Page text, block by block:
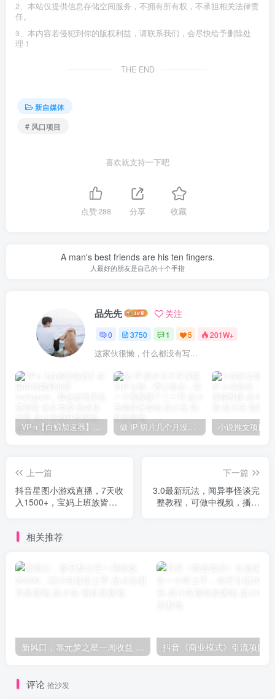
2、本站仅提供信息存储空间服务，不拥有所有权，不承担相关法律责
任。
3、本内容若侵犯到你的版权利益，请联系我们，会尽快给予删除处
理！
THE END
新自媒体
# 风口项目
喜欢就支持一下吧
点赞288 分享 收藏
A man's best friends are his ten fingers.
人最好的朋友是自己的十个手指
品先先 关注
0 3750 1 5 201W+
这家伙很懒，什么都没有写...
VP-n【白鲸加速器】在国内也能刷油管、Instagram，我送你无限免费流量 永久免费-知名技术官-品小先项目发源地 做 IP 切片几个月没赚到什么钱，蹭上热点，靠一个视频赚了二十万-品小先项目发源地
上一篇
抖音星图小游戏直播，7天收
入1500+，宝妈上班族皆可
下一篇
3.0最新玩法，闻异事怪谈完
整教程，可做中视频，播放
相关推荐
新风口，靠元梦之星一周收益 20000，纯小白轻松上手-品小先项目发源地
评论 抢沙发